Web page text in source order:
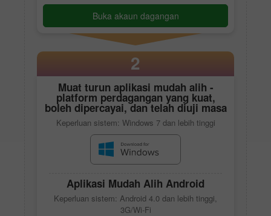
Buka akaun dagangan
2
Muat turun aplikasi mudah alih -
platform perdagangan yang kuat,
boleh dipercayai, dan telah diuji masa
Keperluan sistem: Windows 7 dan lebih tinggi
Aplikasi Mudah Alih Android
Keperluan sistem: Android 4.0 dan lebih tinggi,
3G/Wi-Fi